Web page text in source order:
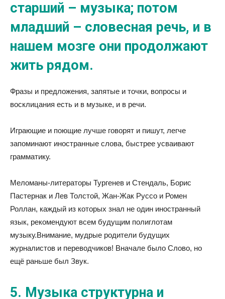
старший – музыка; потом
младший – словесная речь, и в
нашем мозге они продолжают
жить рядом.
Фразы и предложения, запятые и точки, вопросы и
восклицания есть и в музыке, и в речи.
Играющие и поющие лучше говорят и пишут, легче
запоминают иностранные слова, быстрее усваивают
грамматику.
Меломаны-литераторы Тургенев и Стендаль, Борис
Пастернак и Лев Толстой, Жан-Жак Руссо и Ромен
Роллан, каждый из которых знал не один иностранный
язык, рекомендуют всем будущим полиглотам
музыку.Внимание, мудрые родители будущих
журналистов и переводчиков! Вначале было Слово, но
ещё раньше был Звук.
5. Музыка структурна и